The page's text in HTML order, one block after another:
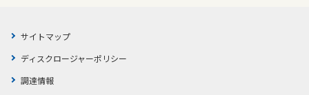
サイトマップ
ディスクロージャーポリシー
調達情報